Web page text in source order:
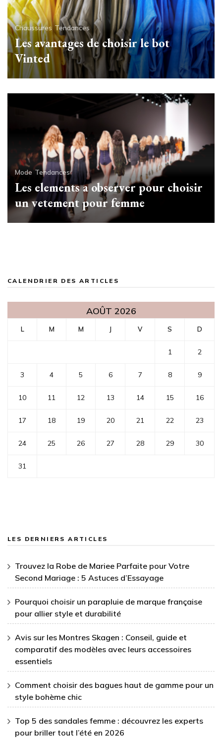
Chaussures Tendances
Les avantages de choisir le bot
Vinted
Mode Tendances
Les elements a observer pour choisir
un vetement pour femme
CALENDRIER DES ARTICLES
AOÛT 2026
L M M J V S D
1 2
3 4 5 6 7 8 9
10 11 12 13 14 15 16
17 18 19 20 21 22 23
24 25 26 27 28 29 30
31
LES DERNIERS ARTICLES
Trouvez la Robe de Mariee Parfaite pour Votre
Second Mariage : 5 Astuces d’Essayage
Pourquoi choisir un parapluie de marque française
pour allier style et durabilité
Avis sur les Montres Skagen : Conseil, guide et
comparatif des modèles avec leurs accessoires
essentiels
Comment choisir des bagues haut de gamme pour un
style bohème chic
Top 5 des sandales femme : découvrez les experts
pour briller tout l’été en 2026